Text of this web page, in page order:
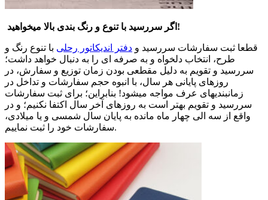
اگر سررسید با تنوع و رنگ بندی بالا میخواهید!
قطعا ثبت سفارشات سررسید و دفتر اندیکاتور رحلی با تنوع رنگ و
طرح، انتخاب دلخواه و به صرفه ای را به دنبال خواهد داشت؛
سررسید و تقویم به دلیل مقطعی بودن زمان توزیع و سفارش، در
روزهای پایانی هر سال، با انبوه حجم سفارشات و تداخل در
زمانبندیهای عرف مواجه میشود! بنابراین؛ برای ثبت سفارشات
سررسید و تقویم بهتر است به روزهای آخر سال اکتفا نکنیم؛ و در
واقع از سه الی چهار ماه مانده به پایان سال شمسی و یا میلادی،
سفارشات خود را ثبت نماییم.